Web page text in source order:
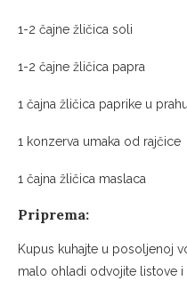
1-2 čajne žličica soli
1-2 čajne žličica papra
1 čajna žličica paprike u prahu
1 konzerva umaka od rajčice
1 čajna žličica maslaca
Priprema:
Kupus kuhajte u posoljenoj
malo ohladi odvojite listove i